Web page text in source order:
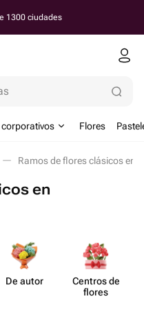
1300 ciudades
corporativos Flores
Ramos de flores clásicos en
en
De autor
Centros de
flores